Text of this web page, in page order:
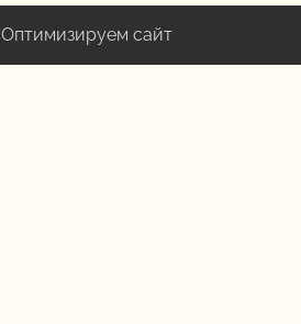
Оптимизируем сайт